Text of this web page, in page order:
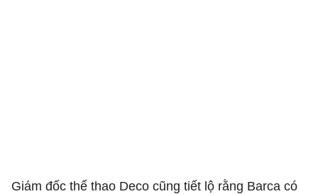
Giám đốc thể thao Deco cũng tiết lộ rằng Barca có